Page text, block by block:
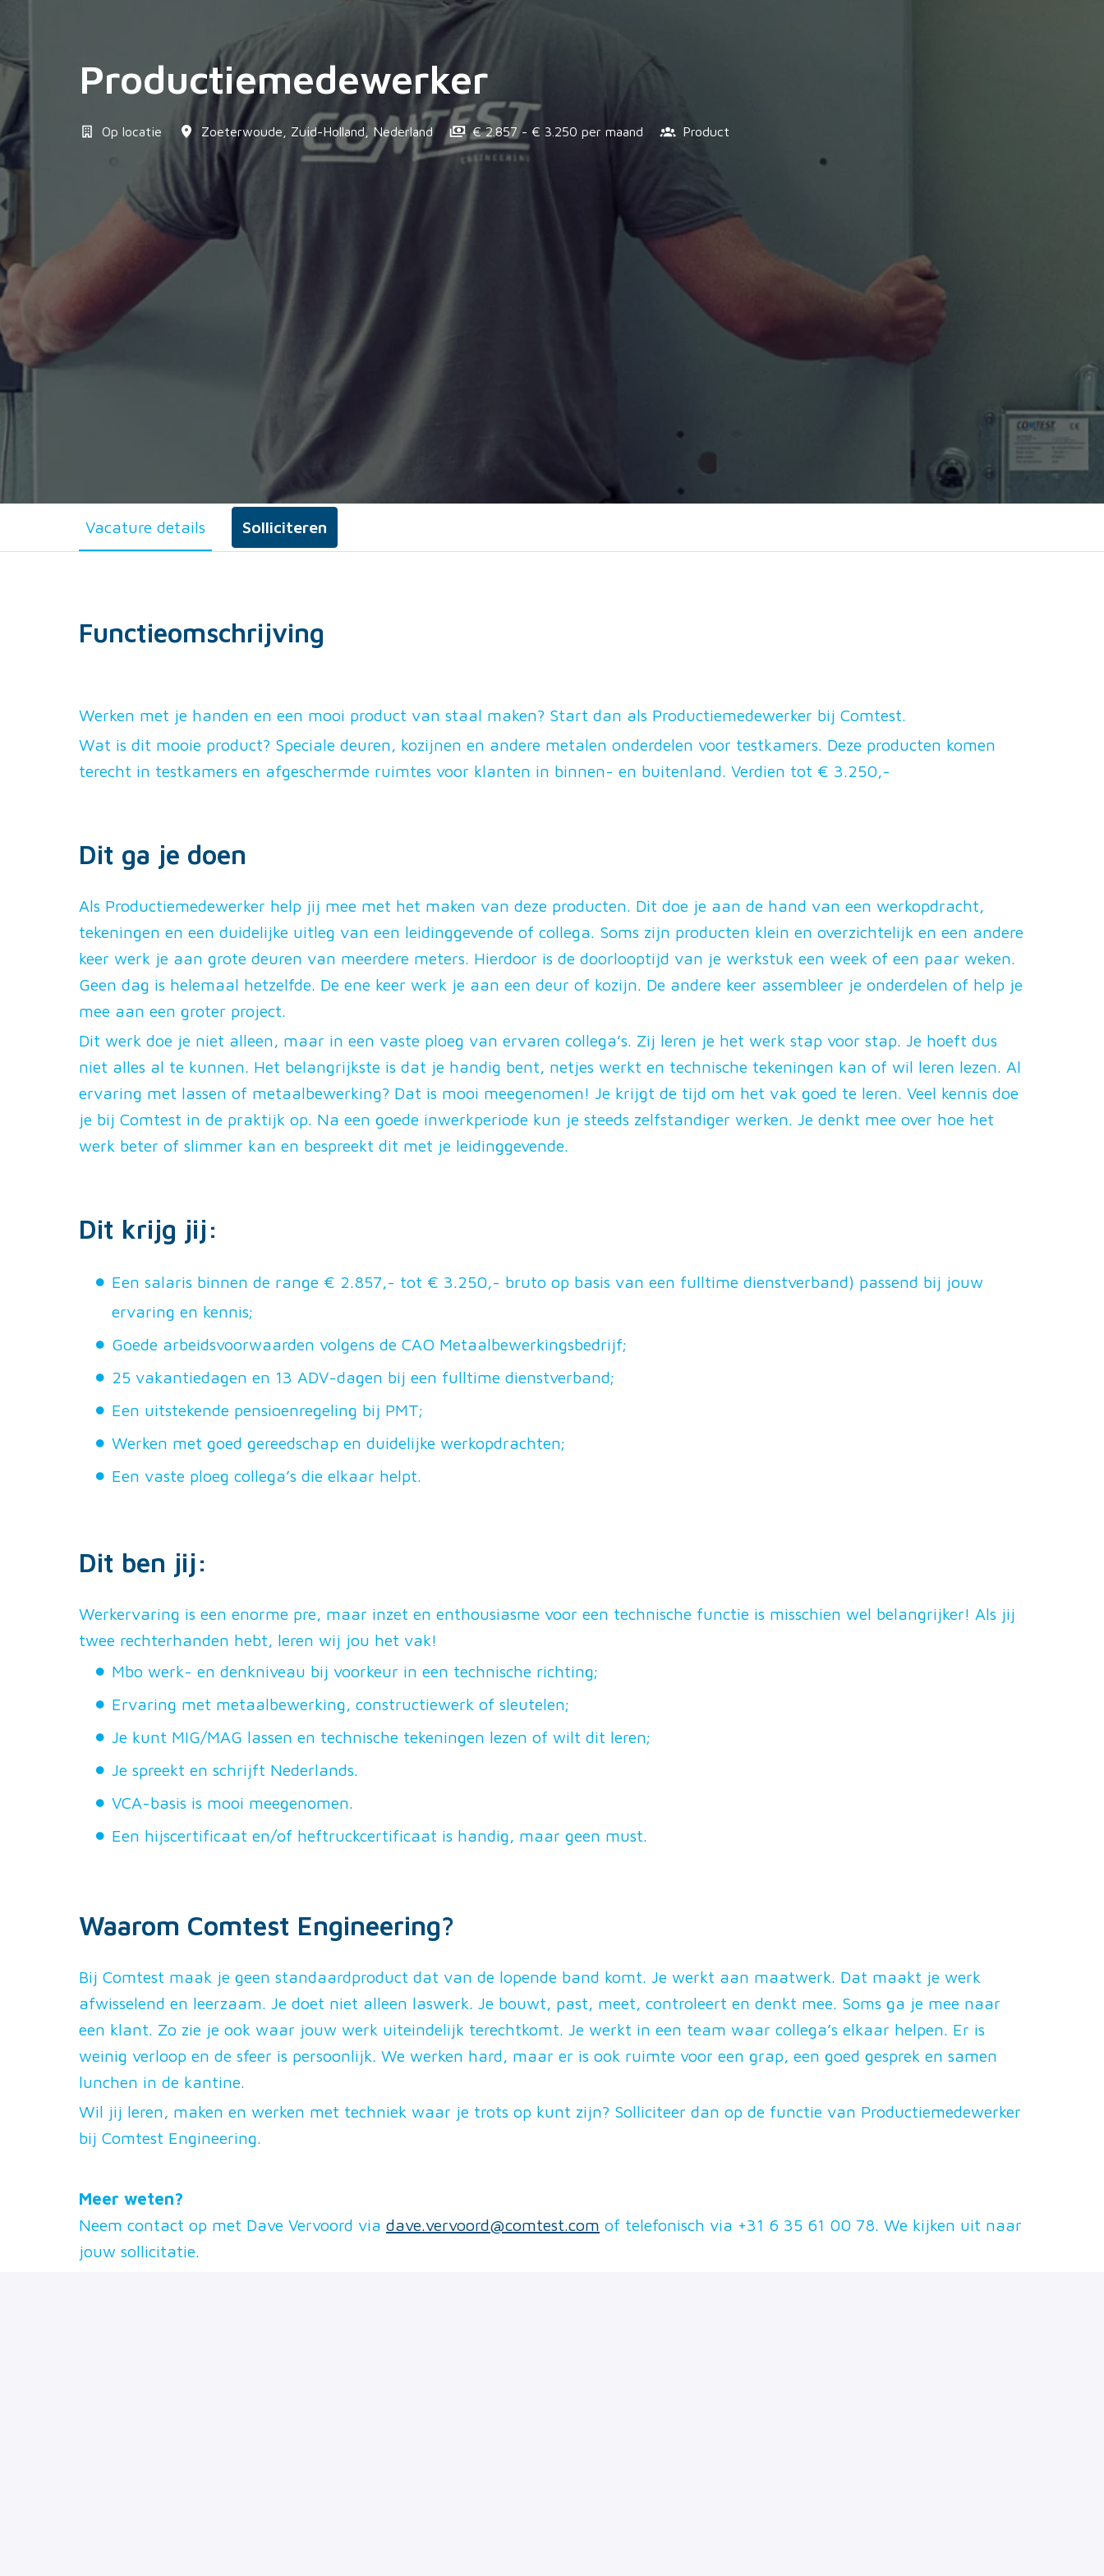
Productiemedewerker
Op locatie Zoeterwoude Zuid-Holland, Nederland € 2.857 - € 3.250 per maand Product
Vacature details Solliciteren
Functieomschrijving
Werken met je handen en een mooi product van staal maken? Start dan als Productiemedewerker bij Comtest.
Wat is dit mooie product? Speciale deuren, kozijnen en andere metalen onderdelen voor testkamers. Deze producten komen
terecht in testkamers en afgeschermde ruimtes voor klanten in binnen- en buitenland. Verdien tot € 3.250,-
Dit ga je doen
Als Productiemedewerker help jij mee met het maken van deze producten. Dit doe je aan de hand van een werkopdracht,
tekeningen en een duidelijke uitleg van een leidinggevende of collega. Soms zijn producten klein en overzichtelijk en een andere
keer werk je aan grote deuren van meerdere meters. Hierdoor is de doorlooptijd van je werkstuk een week of een paar weken.
Geen dag is helemaal hetzelfde. De ene keer werk je aan een deur of kozijn. De andere keer assembleer je onderdelen of help je
mee aan een groter project.
Dit werk doe je niet alleen, maar in een vaste ploeg van ervaren collega’s. Zij leren je het werk stap voor stap. Je hoeft dus
niet alles al te kunnen. Het belangrijkste is dat je handig bent, netjes werkt en technische tekeningen kan of wil leren lezen. Al
ervaring met lassen of metaalbewerking? Dat is mooi meegenomen! Je krijgt de tijd om het vak goed te leren. Veel kennis doe
je bij Comtest in de praktijk op. Na een goede inwerkperiode kun je steeds zelfstandiger werken. Je denkt mee over hoe het
werk beter of slimmer kan en bespreekt dit met je leidinggevende.
Dit krijg jij:
Een salaris binnen de range € 2.857,- tot € 3.250,- bruto op basis van een fulltime dienstverband) passend bij jouw
ervaring en kennis;
Goede arbeidsvoorwaarden volgens de CAO Metaalbewerkingsbedrijf;
25 vakantiedagen en 13 ADV-dagen bij een fulltime dienstverband;
Een uitstekende pensioenregeling bij PMT;
Werken met goed gereedschap en duidelijke werkopdrachten;
Een vaste ploeg collega’s die elkaar helpt.
Dit ben jij:
Werkervaring is een enorme pre, maar inzet en enthousiasme voor een technische functie is misschien wel belangrijker! Als jij
twee rechterhanden hebt, leren wij jou het vak!
Mbo werk- en denkniveau bij voorkeur in een technische richting;
Ervaring met metaalbewerking, constructiewerk of sleutelen;
Je kunt MIG/MAG lassen en technische tekeningen lezen of wilt dit leren;
Je spreekt en schrijft Nederlands.
VCA-basis is mooi meegenomen.
Een hijscertificaat en/of heftruckcertificaat is handig, maar geen must.
Waarom Comtest Engineering?
Bij Comtest maak je geen standaardproduct dat van de lopende band komt. Je werkt aan maatwerk. Dat maakt je werk
afwisselend en leerzaam. Je doet niet alleen laswerk. Je bouwt, past, meet, controleert en denkt mee. Soms ga je mee naar
een klant. Zo zie je ook waar jouw werk uiteindelijk terechtkomt. Je werkt in een team waar collega’s elkaar helpen. Er is
weinig verloop en de sfeer is persoonlijk. We werken hard, maar er is ook ruimte voor een grap, een goed gesprek en samen
lunchen in de kantine.
Wil jij leren, maken en werken met techniek waar je trots op kunt zijn? Solliciteer dan op de functie van Productiemedewerker
bij Comtest Engineering.
Meer weten?
Neem contact op met Dave Vervoord via dave.vervoord@comtest.com of telefonisch via +31 6 35 61 00 78. We kijken uit naar
jouw sollicitatie.